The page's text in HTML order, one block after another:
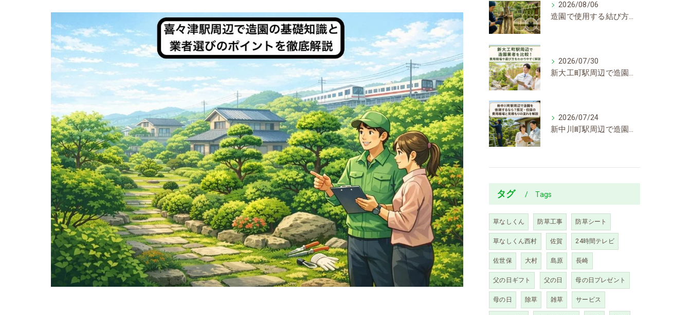
2026/08/06
造園で使用する結び方の基本と用途別手順！支柱固定や竹垣が失敗なく決まるコツ
2026/07/30
新大工町駅周辺で造園業者を比較！費用相場や選び方をわかりやすく解説
2026/07/24
新中川町駅周辺で造園を依頼するなら？剪定・伐採の費用相場と見積もりの流れを解説
タグ Tags
草なしくん 防草工事 防草シート
草なしくん西村 佐賀 24時間テレビ
佐世保 大村 島原 長崎
父の日ギフト 父の日 母の日プレゼント
母の日 除草 雑草 サービス